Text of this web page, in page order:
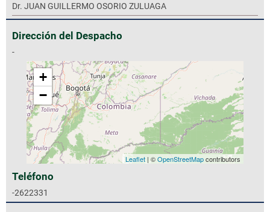
Dr. JUAN GUILLERMO OSORIO ZULUAGA
Dirección del Despacho
-
+
−
Leaflet| ©OpenStreetMapcontributors
Teléfono
-2622331